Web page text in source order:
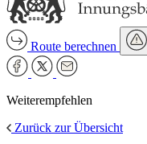
Route berechnen
Weiterempfehlen
Zurück zur Übersicht